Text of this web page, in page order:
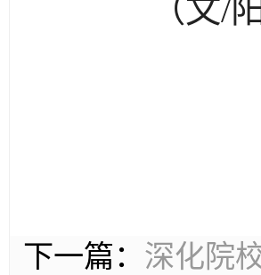
（文/
下一篇： 深化院